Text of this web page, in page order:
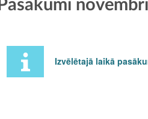
Pasākumi
Izvēlētajā laikā